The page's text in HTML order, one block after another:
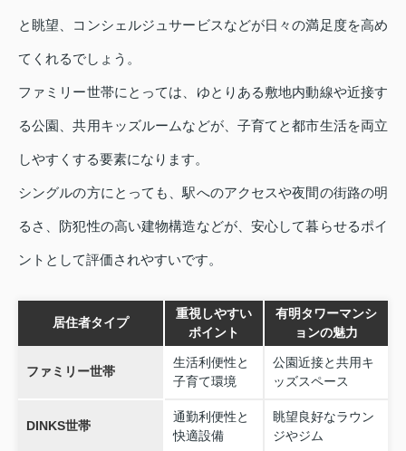
と眺望、コンシェルジュサービスなどが日々の満足度を高め
てくれるでしょう。
ファミリー世帯にとっては、ゆとりある敷地内動線や近接す
る公園、共用キッズルームなどが、子育てと都市生活を両立
しやすくする要素になります。
シングルの方にとっても、駅へのアクセスや夜間の街路の明
るさ、防犯性の高い建物構造などが、安心して暮らせるポイ
ントとして評価されやすいです。
居住者タイプ
重視しやすい
ポイント
有明タワーマンシ
ョンの魅力
ファミリー世帯
生活利便性と
子育て環境
公園近接と共用キ
ッズスペース
DINKS世帯
通勤利便性と
快適設備
眺望良好なラウン
ジやジム